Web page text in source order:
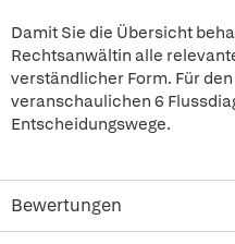
Damit Sie die Übersicht
Rechtsanwältin alle
verständlicher Form. Für
veranschaulichen 6
Entscheidungswege.
Bewertungen